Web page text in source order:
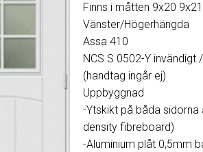
Finns i måtten 9x20
Vänster/Högerhängda
Assa 410
NCS S 0502-Y invändigt
(handtag ingår ej)
Uppbyggnad
-Ytskikt på båda sidorna
density fibreboard)
-Aluminium plåt 0,5mm